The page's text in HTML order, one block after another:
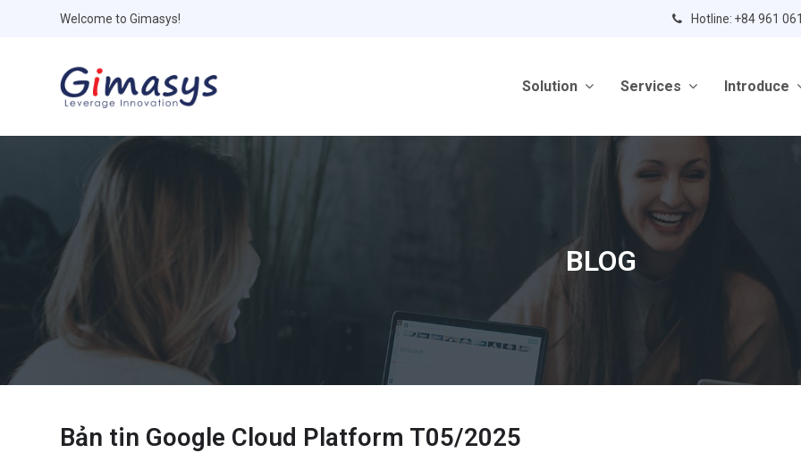
Welcome to Gimasys! Hotline: +84 961
Solution Services Introduce
BLOG
Bản tin Google Cloud Platform T05/2025